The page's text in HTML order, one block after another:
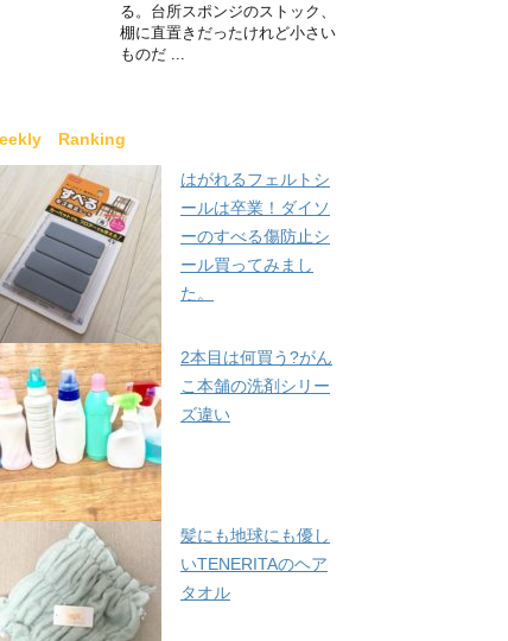
る。台所スポンジのストック、
棚に直置きだったけれど小さい
ものだ ...
Ranking
はがれるフェルトシ
ールは卒業！ダイソ
ーのすべる傷防止シ
ール買ってみまし
た。
2本目は何買う?がん
こ本舗の洗剤シリー
ズ違い
髪にも地球にも優し
いTENERITAのヘア
タオル